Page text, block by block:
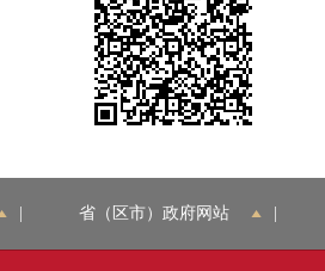
省（区市）政府网站